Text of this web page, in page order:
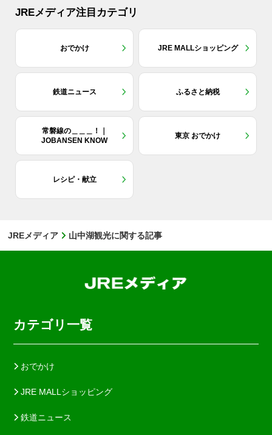
JREメディア注目カテゴリ
おでかけ JRE MALLショッピング
鉄道ニュース ふるさと納税
常磐線の＿＿＿！｜
JOBANSEN KNOW
東京 おでかけ
レシピ・献立
JREメディア 山中湖観光に関する記事
カテゴリ一覧
おでかけ
JRE MALLショッピング
鉄道ニュース